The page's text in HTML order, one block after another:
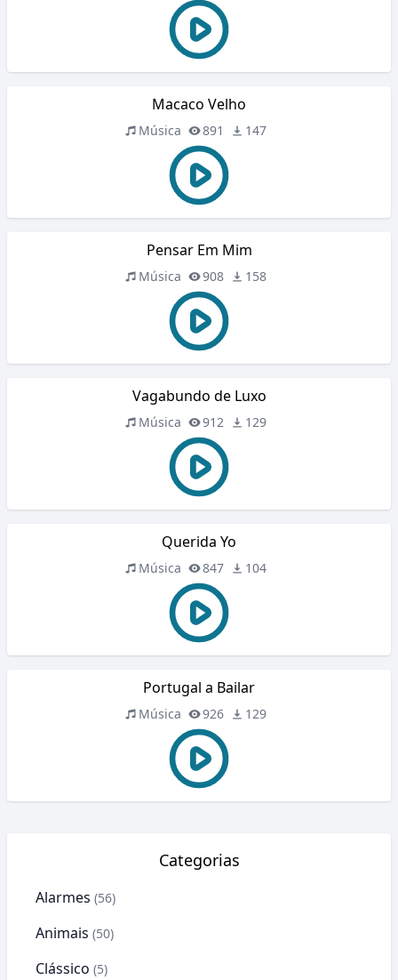
Macaco Velho
Música 891 147
Pensar Em Mim
Música 908 158
Vagabundo de Luxo
Música 912 129
Querida Yo
Música 847 104
Portugal a Bailar
Música 926 129
Categorias
Alarmes (56)
Animais (50)
Clássico (5)